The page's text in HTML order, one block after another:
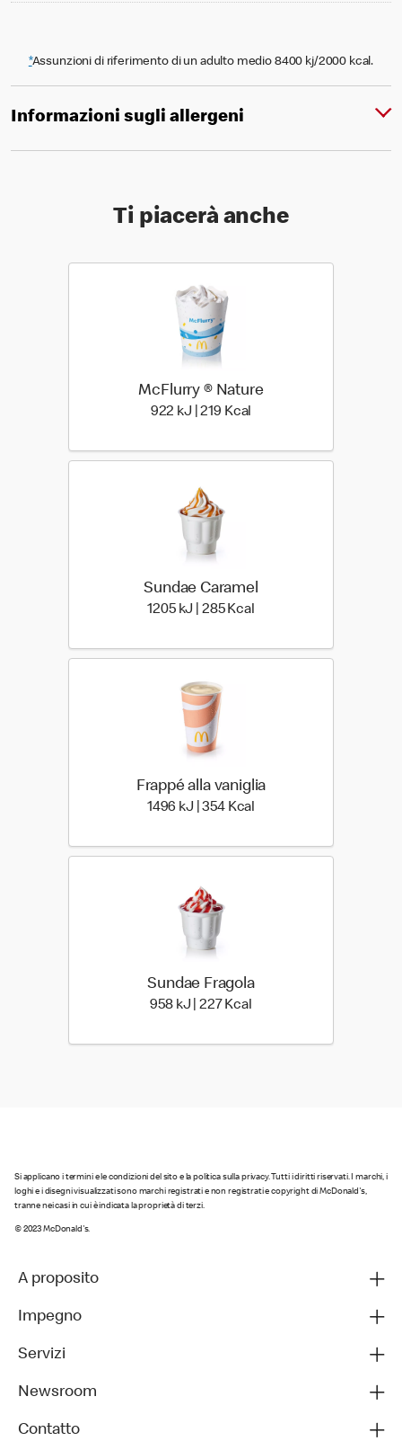
*Assunzioni di riferimento di un adulto medio 8400 kj/2000 kcal.
Informazioni sugli allergeni
Ti piacerà anche
McFlurry ® Nature
922 kJ | 219 Kcal
Sundae Caramel
1205 kJ | 285 Kcal
Frappé alla vaniglia
1496 kJ | 354 Kcal
Sundae Fragola
958 kJ | 227 Kcal
Si applicano i termini e le condizioni del sito e la politica sulla privacy. Tutti i diritti riservati. I marchi, i
loghi e i disegni visualizzati sono marchi registrati e non registrati e copyright di McDonald's,
tranne nei casi in cui è indicata la proprietà di terzi.
© 2023 McDonald's.
A proposito
Impegno
Servizi
Newsroom
Contatto